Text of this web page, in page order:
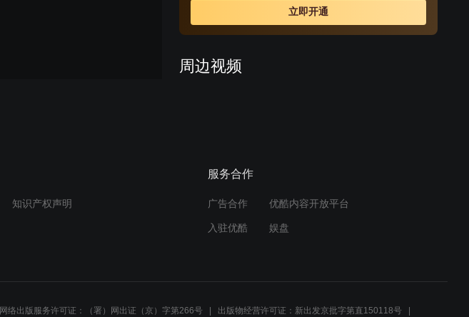
立即开通
周边视频
01:29
知识产权声明
服务合作
广告合作 优酷内容开放平台
入驻优酷 娱盘
网络出版服务许可证：（署）网出证（京）字第266号 出版物经营许可证：新出发京批字第直150118号